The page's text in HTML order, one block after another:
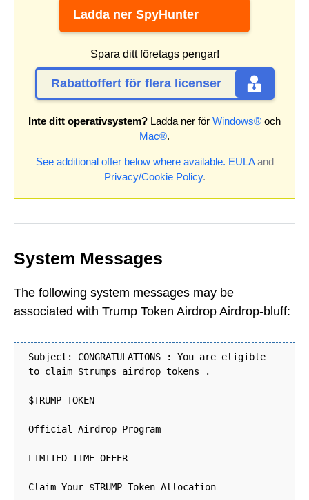
Ladda ner SpyHunter
Spara ditt företags pengar!
Rabattoffert för flera licenser
Inte ditt operativsystem? Ladda ner för Windows® och
Mac®.
See additional offer below where available. EULAand
Privacy/Cookie Policy.
System Messages
The following system messages may be
associated with Trump Token Airdrop Airdrop-bluff:
Subject: CONGRATULATIONS : You are eligible
to claim $trumps airdrop tokens .
$TRUMP TOKEN
Official Airdrop Program
LIMITED TIME OFFER
Claim Your $TRUMP Token Allocation